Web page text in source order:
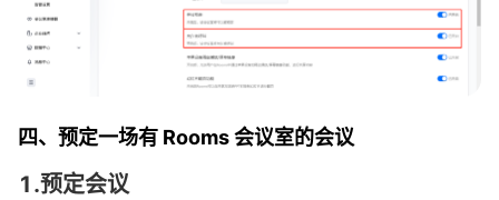
四、预定一场有 Rooms 会议室的会议
1.预定会议